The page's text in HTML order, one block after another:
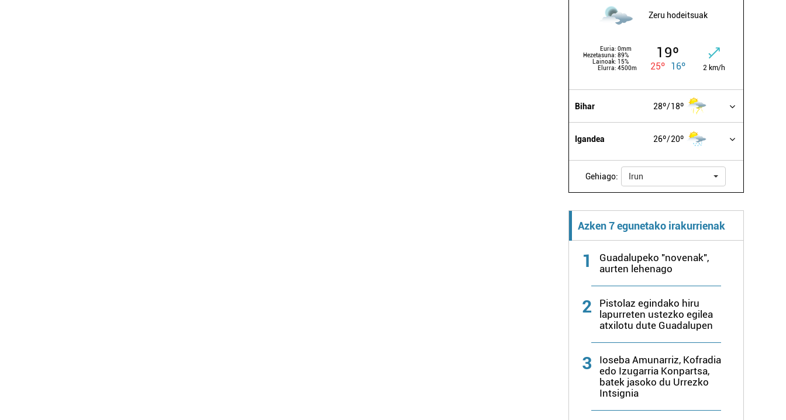
Zeru hodeitsuak
Euria: 0mm
Hezetasuna: 89%
Lainoak: 15%
Elurra: 4500m
19º
25º 16º 2 km/h
Bihar 28º 18º
Igandea 26º 20º
Gehiago: Irun
Azken 7 egunetako irakurrienak
1
Guadalupeko "novenak",
aurten lehenago
2
Pistolaz egindako hiru
lapurreten ustezko egilea
atxilotu dute Guadalupen
3
Ioseba Amunarriz, Kofradia
edo Izugarria Konpartsa,
batek jasoko du Urrezko
Intsignia